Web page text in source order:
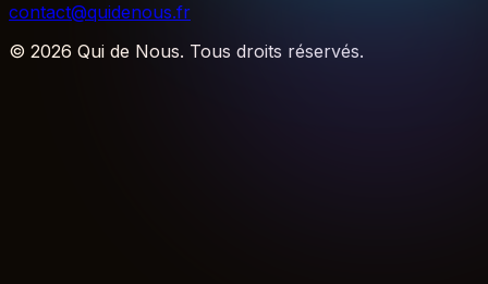
contact@quidenous.fr
© 2026 Qui de Nous. Tous droits réservés.